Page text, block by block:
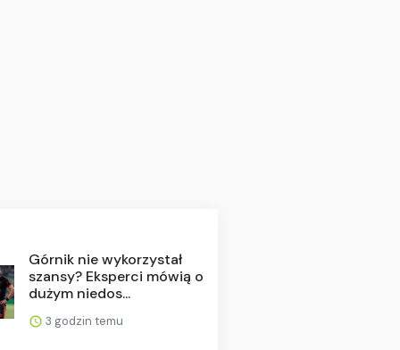
Górnik nie wykorzystał
szansy? Eksperci mówią o
dużym niedos...
3 godzin temu